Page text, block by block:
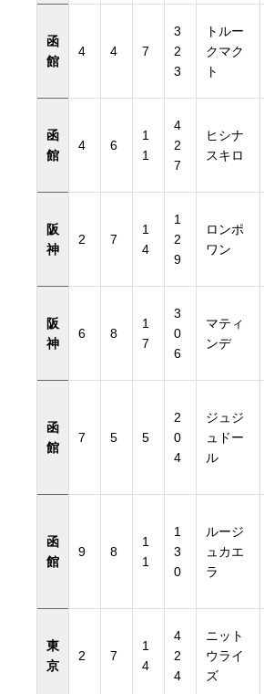
函
館
4 4 7
3
2
3
トルー
クマク
ト
函
館
4 6
1
1
4
2
7
ヒシナ
スキロ
阪
神
2 7
1
4
1
2
9
ロンポ
ワン
阪
神
6 8
1
7
3
0
6
マティ
ンデ
函
館
7 5 5
2
0
4
ジュジ
ュドー
ル
函
館
9 8
1
1
1
3
0
ルージ
ュカエ
ラ
東
京
2 7
1
4
4
2
4
ニット
ウライ
ズ